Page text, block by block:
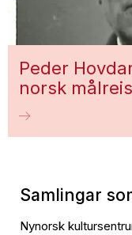
Peder
norsk
Samlingar
Nynorsk